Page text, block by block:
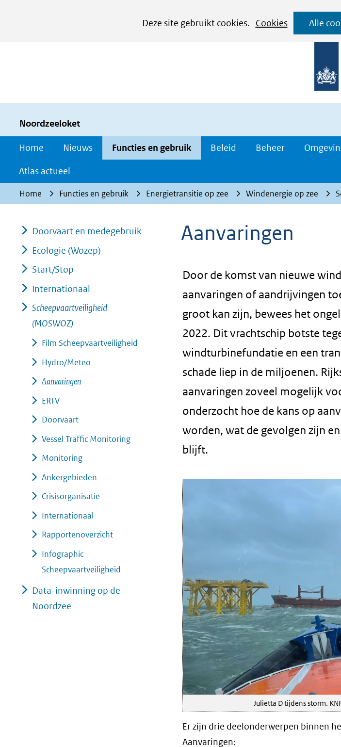
Deze site gebruikt cookies.
Cookies
van
cookies
op
deze
website
worden
toegestaan
geweigerd.
Alle
de
Noordzeeloket
Home Nieuws Functies en gebruik Beleid Beheer
Atlas actueel
Home Functies en gebruik Energietransitie op zee Windenergie op zee
Aanvaringen
Door de komst van nieuwe
aanvaringen of aandrijvingen
groot kan zijn, bewees het
2022. Dit vrachtschip botste
windturbinefundatie en een
schade liep in de miljoenen.
aanvaringen zoveel mogelijk
onderzocht hoe de kans op
worden, wat de gevolgen zijn
blijft.
Julietta D tijdens storm.
Er zijn drie deelonderwerpen binnen
Aanvaringen:
Doorvaart en medegebruik
Ecologie (Wozep)
Start/Stop
Internationaal
Scheepvaartveiligheid
(MOSWOZ)
Film Scheepvaartveiligheid
Hydro/Meteo
Aanvaringen
ERTV
Doorvaart
Vessel Traffic Monitoring
Monitoring
Ankergebieden
Crisisorganisatie
Internationaal
Rapportenoverzicht
Infographic
Scheepvaartveiligheid
Data-inwinning op de
Noordzee